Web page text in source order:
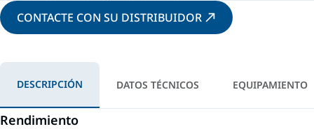
CONTACTE CON SU DISTRIBUIDOR
DESCRIPCIÓN DATOS TÉCNICOS EQUIPAMIENTO
Rendimiento